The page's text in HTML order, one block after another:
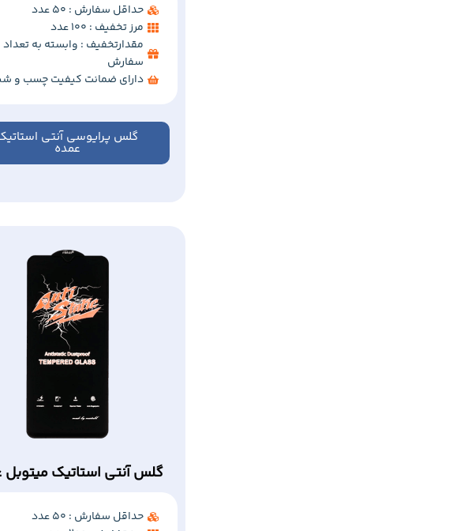
حداقل سفارش : 50 عدد
مرز تخفیف : 100 عدد
مقدارتخفیف : وابسته به تعداد
سفارش
دارای ضمانت کیفیت چسب و
گلس پرایوسی آنتی
عمده
گلس آنتی استاتیک میتوبل
حداقل سفارش : 50 عدد